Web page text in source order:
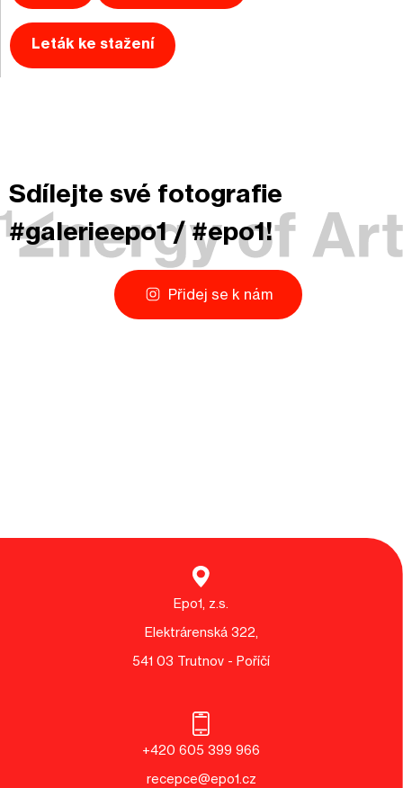
Leták ke stažení
Sdílejte své fotografie
#galerieepo1 / #epo1!
Přidej se k nám
Epo1, z.s.
Elektrárenská 322,
541 03 Trutnov - Poříčí
+420 605 399 966
recepce@epo1.cz